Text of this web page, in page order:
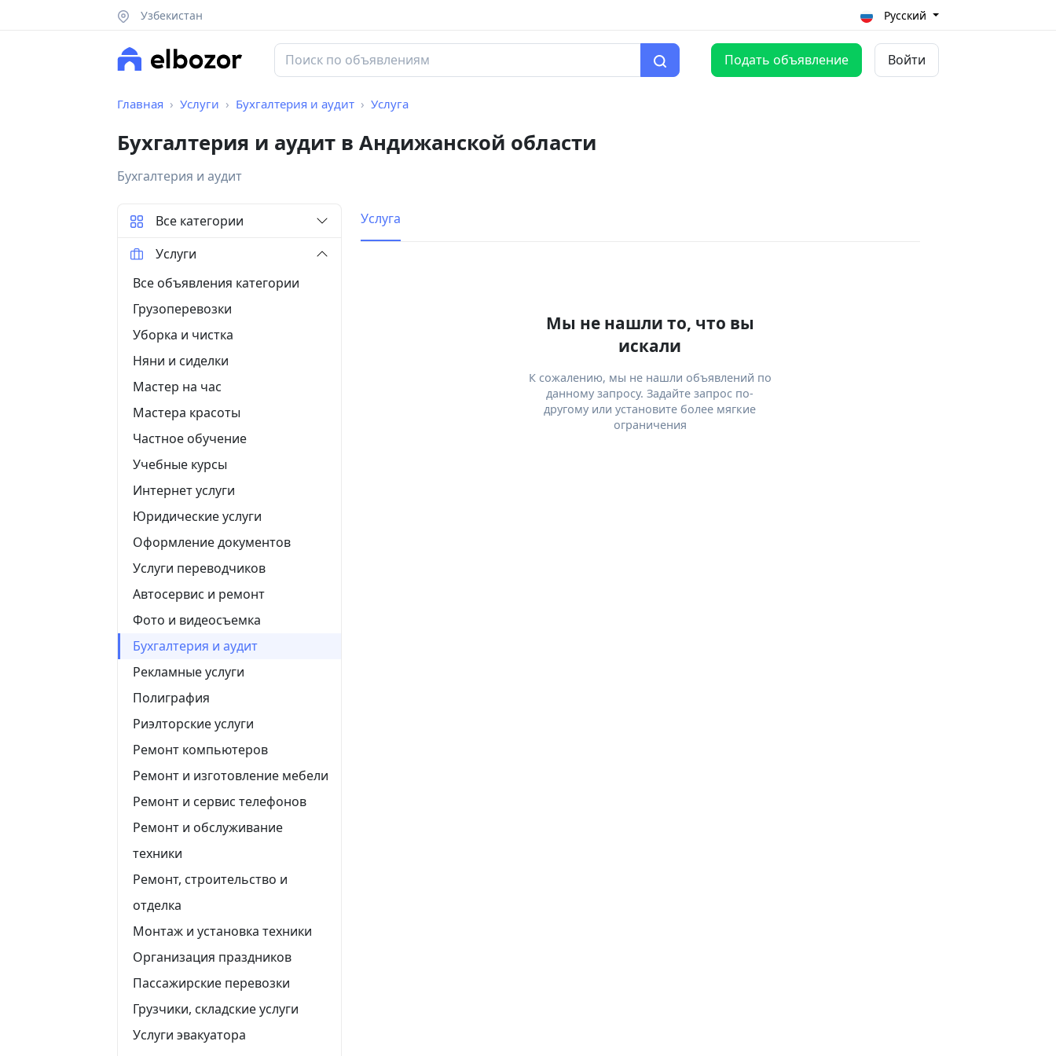
Узбекистан Русский
Подать объявление Войти
Главная Услуги Бухгалтерия и аудит Услуга
Бухгалтерия и аудит в Андижанской области
Бухгалтерия и аудит
Услуга
Мы не нашли то, что вы
искали
К сожалению, мы не нашли объявлений по
данному запросу. Задайте запрос по-
другому или установите более мягкие
ограничения
Все категории
Услуги
Все объявления категории
Грузоперевозки
Уборка и чистка
Няни и сиделки
Мастер на час
Мастера красоты
Частное обучение
Учебные курсы
Интернет услуги
Юридические услуги
Оформление документов
Услуги переводчиков
Автосервис и ремонт
Фото и видеосъемка
Бухгалтерия и аудит
Рекламные услуги
Полиграфия
Риэлторские услуги
Ремонт компьютеров
Ремонт и изготовление мебели
Ремонт и сервис телефонов
Ремонт и обслуживание
техники
Ремонт, строительство и
отделка
Монтаж и установка техники
Организация праздников
Пассажирские перевозки
Грузчики, складские услуги
Услуги эвакуатора